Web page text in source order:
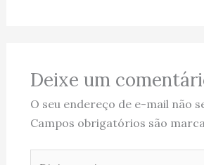
Deixe um
O seu endereço de e-mail não
Campos obrigatórios são